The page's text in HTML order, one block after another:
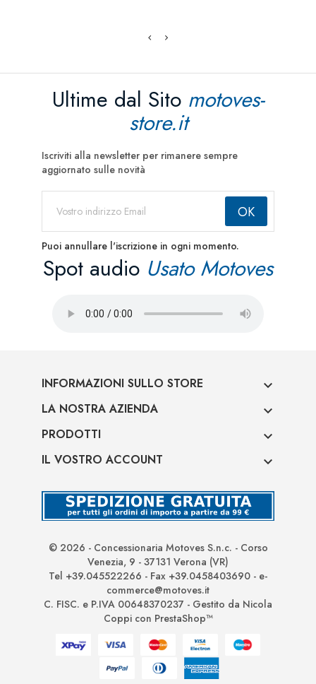
Ultime dal Sito motoves-
store.it
Iscriviti alla newsletter per rimanere sempre
aggiornato sulle novità
Puoi annullare l'iscrizione in ogni momento.
Spot audio Usato Motoves
INFORMAZIONI SULLO STORE 
LA NOSTRA AZIENDA 
PRODOTTI 
IL VOSTRO ACCOUNT 
© 2026 - Concessionaria Motoves S.n.c. - Corso
Venezia, 9 - 37131 Verona (VR)
Tel +39.045522266 - Fax +39.0458403690 - e-
commerce@motoves.it
C. FISC. e P.IVA 00648370237 - Gestito da Nicola
Coppi con PrestaShop™